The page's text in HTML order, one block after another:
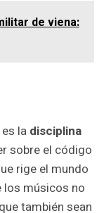
de viena:
la disciplina
sobre el código
rige el mundo
los músicos no
también sean